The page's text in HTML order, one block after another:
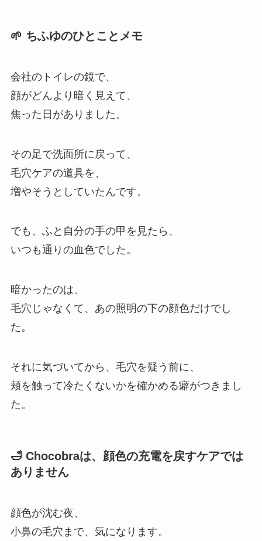
🌱 ちふゆのひとことメモ
会社のトイレの鏡で、
顔がどんより暗く見えて、
焦った日がありました。
その足で洗面所に戻って、
毛穴ケアの道具を、
増やそうとしていたんです。
でも、ふと自分の手の甲を見たら、
いつも通りの血色でした。
暗かったのは、
毛穴じゃなくて、あの照明の下の顔色だけでし
た。
それに気づいてから、毛穴を疑う前に、
頬を触って冷たくないかを確かめる癖がつきまし
た。
🛁 Chocobraは、顔色の充電を戻すケアでは
ありません
顔色が沈む夜、
小鼻の毛穴まで、気になります。